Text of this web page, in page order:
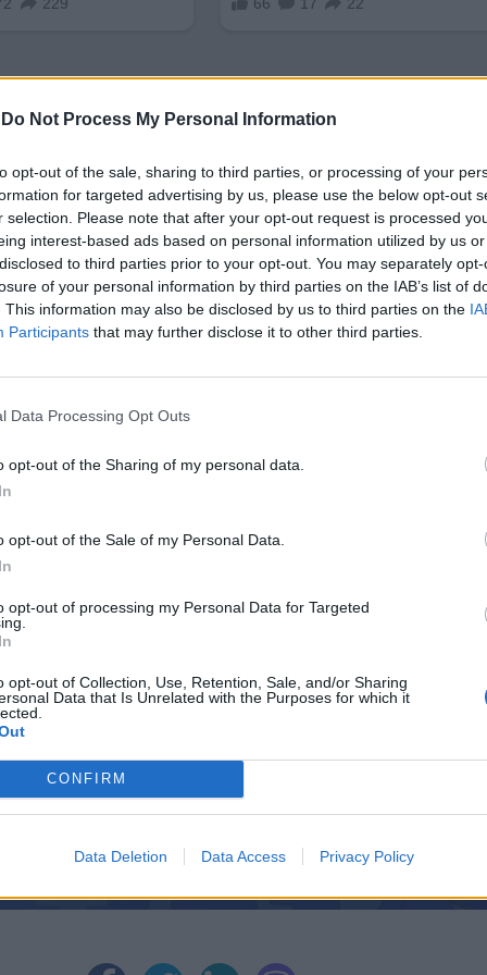
Do Not Process My Personal Information
opt-out of the sale, sharing to third parties, or processing of your
for targeted advertising by us, please use the below opt-out
selection. Please note that after your opt-out request is processed
interest-based ads based on personal information utilized by us
to third parties prior to your opt-out. You may separately
of your personal information by third parties on the IAB’s list of
This information may also be disclosed by us to third parties on the
Participants that may further disclose it to other third parties.
Data Processing Opt Outs
opt-out of the Sharing of my personal data.
opt-out of the Sale of my Personal Data.
opt-out of processing my Personal Data for Targeted
opt-out of Collection, Use, Retention, Sale, and/or Sharing
Data that Is Unrelated with the Purposes for which it
CONFIRM
Data Deletion Data Access Privacy Policy
с контекста зад аферата с ковчезите сочи
протеста на Русия срещу по-засилено френско
"Монд" пише, че един от задържаните е
Георги Ф., запозодрян миналия месец като
на Холокоста в Париж.
на клането, извършено от Хамас на 7
изписани с еврейски звезди. Снимки
по паметника на Холокоста, бързо се появиха в
и дезинформация
НОВИНИ »
Последвайте ни във
facebook